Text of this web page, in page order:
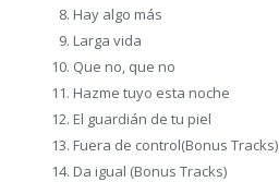
Hay algo más
Larga vida
Que no, que no
Hazme tuyo esta noche
El guardián de tu piel
Fuera de control(Bonus Tracks)
Da igual (Bonus Tracks)